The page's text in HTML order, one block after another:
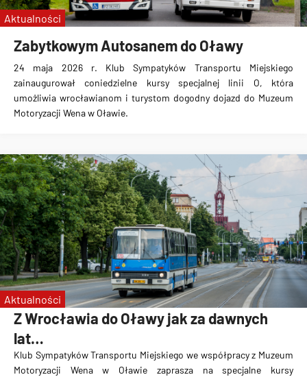
Zabytkowym Autosanem do Oławy
24 maja 2026 r. Klub Sympatyków Transportu Miejskiego
zainaugurował coniedzielne kursy specjalnej linii O, która
umożliwia wrocławianom i turystom dogodny dojazd do Muzeum
Motoryzacji Wena w Oławie.
Aktualności
Z Wrocławia do Oławy jak za dawnych
lat…
Klub Sympatyków Transportu Miejskiego we współpracy z Muzeum
Motoryzacji Wena w Oławie zaprasza na specjalne kursy
Aktualności